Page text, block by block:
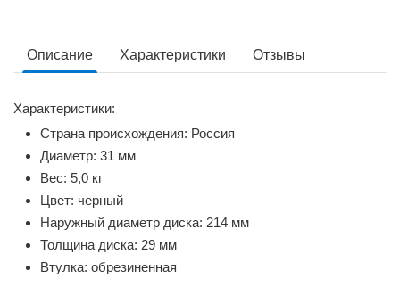
Описание Характеристики Отзывы
Характеристики:
Страна происхождения: Россия
Диаметр: 31 мм
Вес: 5,0 кг
Цвет: черный
Наружный диаметр диска: 214 мм
Толщина диска: 29 мм
Втулка: обрезиненная